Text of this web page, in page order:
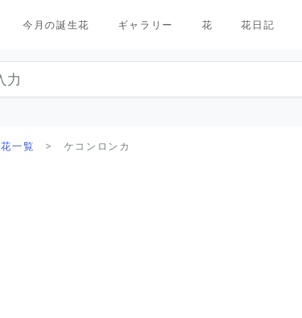
今月の誕生花 ギャラリー 花 花日記
花一覧 ケコンロンカ